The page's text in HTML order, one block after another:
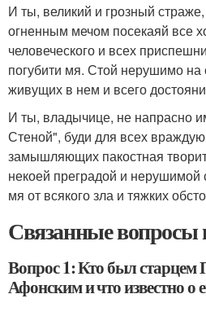
И ты, великий и грозный
огненным мечом посекаяй все
человеческого и всех
погубити мя. Стой нерушимо на
живущих в нем и всего
И ты, владычице, не напрасно
Стеной", буди для всех
замышляющих пакостная
некоей преградой и
мя от всякого зла и тяжких
Связанные вопросы
Вопрос 1: Кто был старцем
Афонским и что известно о